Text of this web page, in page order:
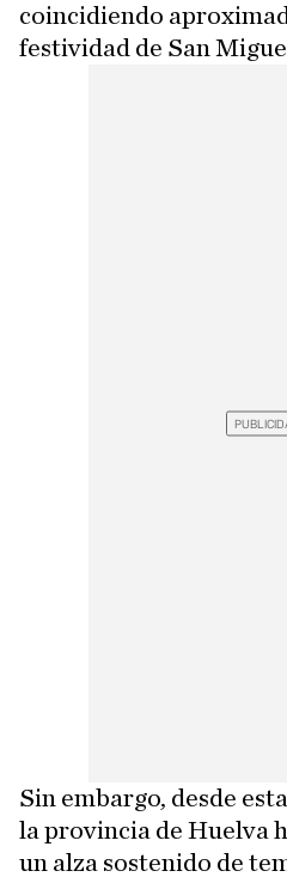
coincidiendo
festividad de San
Sin embargo, desde
la provincia de Huelva
un alza sostenido de